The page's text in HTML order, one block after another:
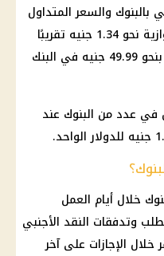
والسعر المتداول
بصورة غير رسمية في السوق الموازية نحو 1.34 جنيه تقريبًا
البنك
في عدد من البنوك عند
خلال أيام العمل
وتدفقات النقد الأجنبي
خلال الإجازات على آخر